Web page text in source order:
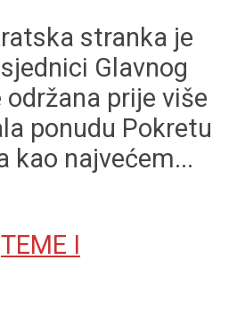
stranka je
Glavnog
održana prije više
ponudu Pokretu
kao najvećem...
TEME I